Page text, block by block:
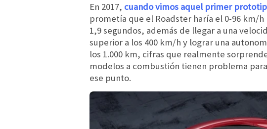
En 2017, cuando vimos aquel primer
prometía que el Roadster haría el 0-96 km/h
1,9 segundos, además de llegar a una
superior a los 400 km/h y lograr una
los 1.000 km, cifras que realmente
modelos a combustión tienen problema
ese punto.